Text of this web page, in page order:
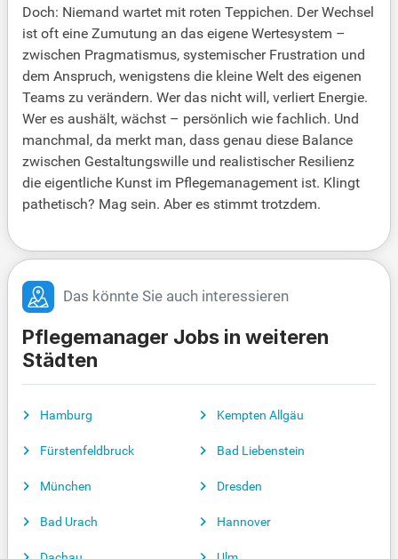
Doch: Niemand wartet mit roten Teppichen. Der Wechsel
ist oft eine Zumutung an das eigene Wertesystem –
zwischen Pragmatismus, systemischer Frustration und
dem Anspruch, wenigstens die kleine Welt des eigenen
Teams zu verändern. Wer das nicht will, verliert Energie.
Wer es aushält, wächst – persönlich wie fachlich. Und
manchmal, da merkt man, dass genau diese Balance
zwischen Gestaltungswille und realistischer Resilienz
die eigentliche Kunst im Pflegemanagement ist. Klingt
pathetisch? Mag sein. Aber es stimmt trotzdem.
Das könnte Sie auch interessieren
Pflegemanager Jobs in weiteren
Städten
Hamburg
Fürstenfeldbruck
München
Bad Urach
Kempten Allgäu
Bad Liebenstein
Dresden
Hannover